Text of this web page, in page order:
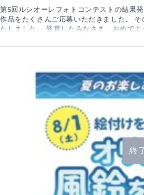
第5回ルシオーレフォトコンテストの結果
作品をたくさんご応募いただきました。
たしました。 受賞したみなさま、おめでよ
終